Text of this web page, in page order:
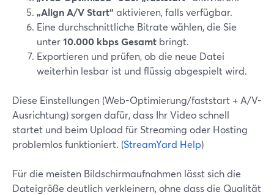
„Align A/V Start“ aktivieren, falls verfügbar.
Eine durchschnittliche Bitrate wählen, die Sie
unter10.000 kbps Gesamt bringt.
Exportieren und prüfen, ob die neue Datei
weiterhin lesbar ist und flüssig abgespielt wird.
Diese Einstellungen (Web-Optimierung/faststart + A/V-
Ausrichtung) sorgen dafür, dass Ihr Video schnell
startet und beim Upload für Streaming oder Hosting
problemlos funktioniert. (StreamYard Help)
Für die meisten Bildschirmaufnahmen lässt sich die
Dateigröße deutlich verkleinern, ohne dass die Qualität